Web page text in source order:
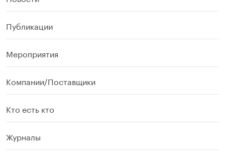
Публикации
Мероприятия
Компании/Поставщики
Кто есть кто
Журналы